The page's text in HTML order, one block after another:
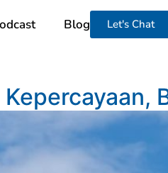
Blog Let's Chat